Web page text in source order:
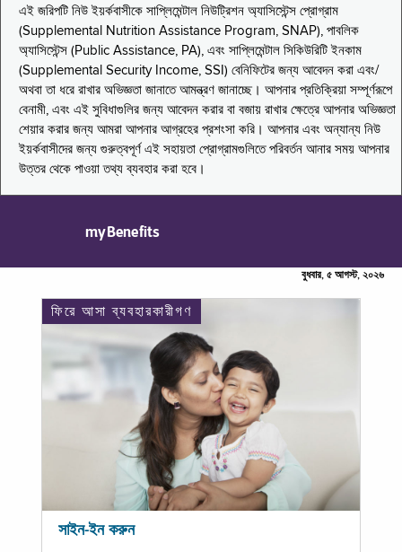
এই জরিপটি নিউ ইয়র্কবাসীকে সাপ্লিমেন্টাল নিউট্রিশন অ্যাসিস্টেন্স প্রোগ্রাম
(Supplemental Nutrition Assistance Program, SNAP), পাবলিক
অ্যাসিস্টেন্স (Public Assistance, PA), এবং সাপ্লিমেন্টাল সিকিউরিটি ইনকাম
(Supplemental Security Income, SSI) বেনিফিটের জন্য আবেদন করা এবং/
অথবা তা ধরে রাখার অভিজ্ঞতা জানাতে আমন্ত্রণ জানাচ্ছে। আপনার প্রতিক্রিয়া সম্পূর্ণরূপে
বেনামী, এবং এই সুবিধাগুলির জন্য আবেদন করার বা বজায় রাখার ক্ষেত্রে আপনার অভিজ্ঞতা
শেয়ার করার জন্য আমরা আপনার আগ্রহের প্রশংসা করি। আপনার এবং অন্যান্য নিউ
ইয়র্কবাসীদের জন্য গুরুত্বপূর্ণ এই সহায়তা প্রোগ্রামগুলিতে পরিবর্তন আনার সময় আপনার
উত্তর থেকে পাওয়া তথ্য ব্যবহার করা হবে।
myBenefits
বুধবার, ৫ আগস্ট, ২০২৬
ফিরে আসা ব্যবহারকারীগণ
সাইন-ইন করুন